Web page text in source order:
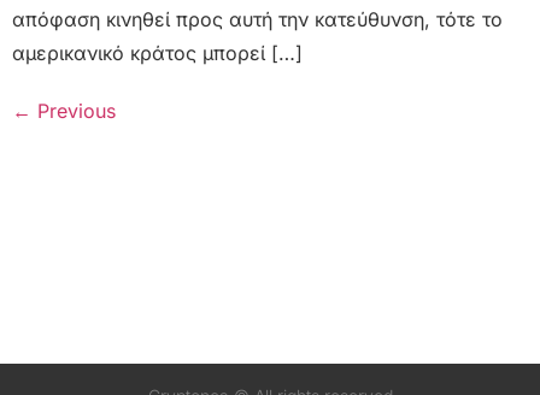
απόφαση κινηθεί προς αυτή την κατεύθυνση, τότε το
αμερικανικό κράτος μπορεί […]
← Previous